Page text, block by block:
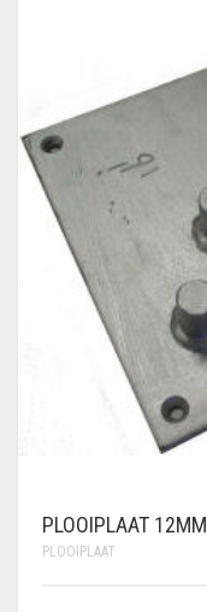
PLOOIPLAAT 12MM
PLOOIPLAAT